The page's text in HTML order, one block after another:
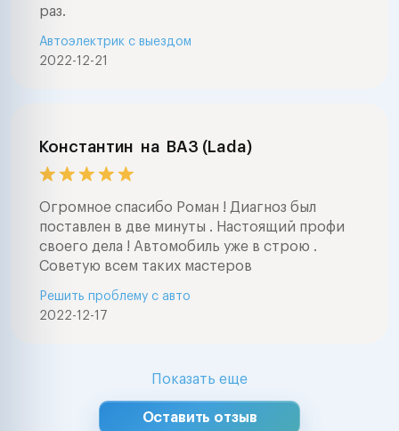
раз.
2022-12-21
Автоэлектрик с выездом
Константин на ВАЗ (Lada)
Огромное спасибо Роман ! Диагноз был
поставлен в две минуты . Настоящий профи
своего дела ! Автомобиль уже в строю .
Советую всем таких мастеров
2022-12-17
Решить проблему с авто
Показать еще
Оставить отзыв